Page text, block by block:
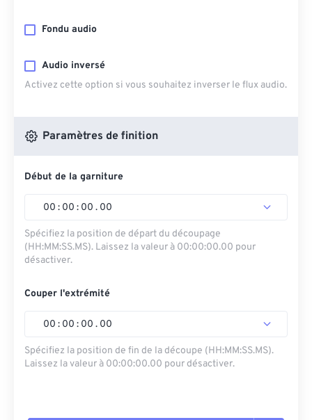
Fondu audio
Audio inversé
Activez cette option si vous souhaitez inverser le flux audio.
Paramètres de finition
Début de la garniture
00 : 00 : 00 . 00
Spécifiez la position de départ du découpage
(HH:MM:SS.MS). Laissez la valeur à 00:00:00.00 pour
désactiver.
Couper l'extrémité
00 : 00 : 00 . 00
Spécifiez la position de fin de la découpe (HH:MM:SS.MS).
Laissez la valeur à 00:00:00.00 pour désactiver.